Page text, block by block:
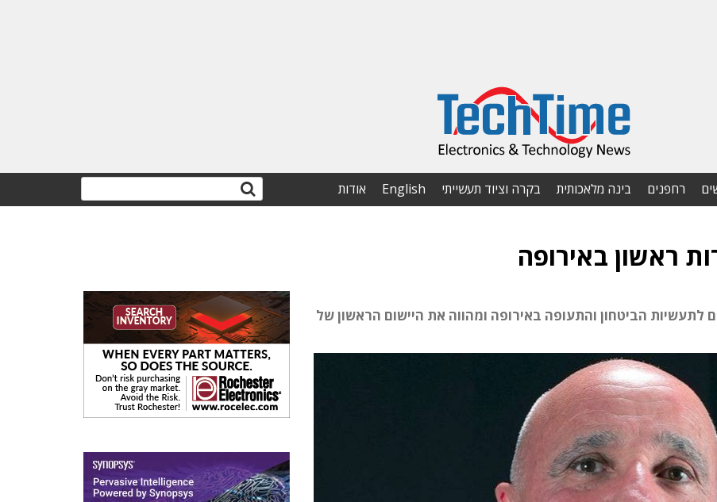
רחפנים בינה מלאכותית בקרה וציוד תעשייתי English אודות
ראשון באירופה
לתעשיות הביטחון והתעופה באירופה ומהווה את היישום הראשון של